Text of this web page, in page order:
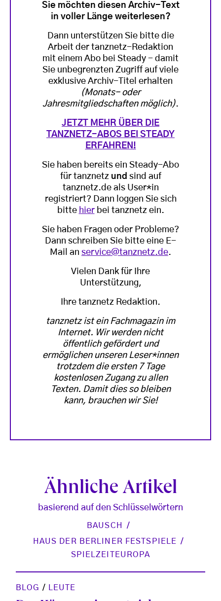
Sie möchten diesen Archiv-Text
in voller Länge weiterlesen?
Dann unterstützen Sie bitte die
Arbeit der tanznetz-Redaktion
mit einem Abo bei Steady - damit
Sie unbegrenzten Zugriff auf viele
exklusive Archiv-Titel erhalten
(Monats- oder
Jahresmitgliedschaften möglich).
JETZT MEHR ÜBER DIE
TANZNETZ-ABOS BEI STEADY
ERFAHREN!
Sie haben bereits ein Steady-Abo
für tanznetz und sind auf
tanznetz.de als User*in
registriert? Dann loggen Sie sich
bitte hierbei tanznetz ein.
Sie haben Fragen oder Probleme?
Dann schreiben Sie bitte eine E-
Mail an service@tanznetz.de.
Vielen Dank für Ihre
Unterstützung,
Ihre tanznetz Redaktion.
tanznetz ist ein Fachmagazin im
Internet. Wir werden nicht
öffentlich gefördert und
ermöglichen unseren Leser*innen
trotzdem die ersten 7 Tage
kostenlosen Zugang zu allen
Texten. Damit dies so bleiben
kann, brauchen wir Sie!
Ähnliche Artikel
basierend auf den Schlüsselwörtern
BAUSCH
HAUS DER BERLINER FESTSPIELE
SPIELZEITEUROPA
BLOG / LEUTE